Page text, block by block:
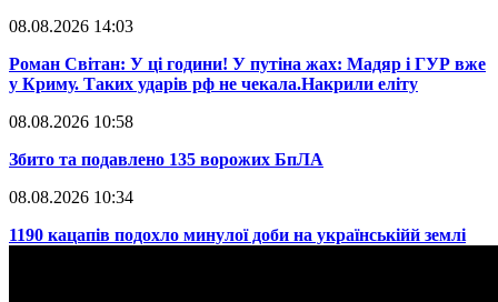
08.08.2026 14:03
​Роман Світан: У ці години! У путіна жах: Мадяр і ГУР вже
у Криму. Таких ударів рф не чекала.Накрили еліту
08.08.2026 10:58
​Збито та подавлено 135 ворожих БпЛА
08.08.2026 10:34
​1190 кацапів подохло минулої доби на українськійй землі